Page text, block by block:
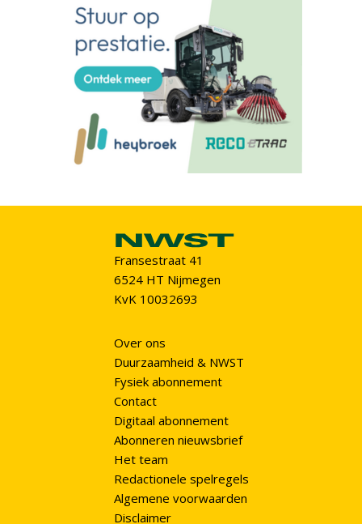
Fransestraat 41
6524 HT Nijmegen
KvK 10032693
Over ons
Duurzaamheid & NWST
Fysiek abonnement
Contact
Digitaal abonnement
Abonneren nieuwsbrief
Het team
Redactionele spelregels
Algemene voorwaarden
Disclaimer